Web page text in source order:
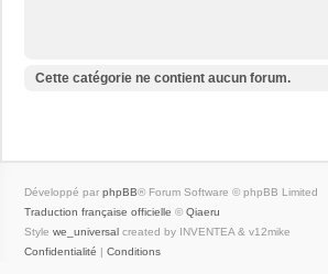
Cette catégorie ne contient aucun forum.
Développé par phpBB® Forum Software © phpBB Limited
Traduction française officielle © Qiaeru
Style we_universal created by INVENTEA & v12mike
Confidentialité | Conditions